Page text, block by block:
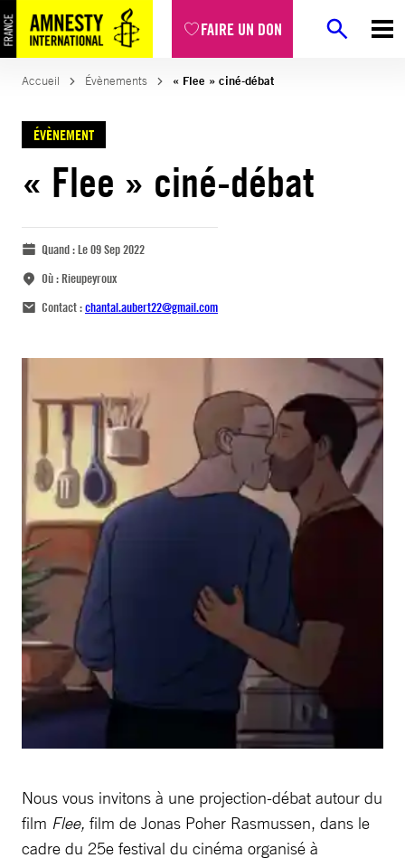
FAIRE UN DON
Accueil Évènements « Flee » ciné-débat
ÉVÈNEMENT
« Flee » ciné-débat
Quand :Le 09 Sep 2022
Où :Rieupeyroux
Contact :chantal.aubert22@gmail.com
Nous vous invitons à une projection-débat autour du
film Flee, film de Jonas Poher Rasmussen, dans le
cadre du 25e festival du cinéma organisé à